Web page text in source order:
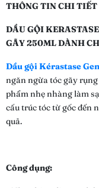
THÔNG TIN CHI TIẾT
DẦU GỘI
GÃY 250ML DÀNH
Dầu gội Kérastase
ngăn ngừa tóc gãy
phẩm nhẹ nhàng làm
cấu trúc tóc từ gốc đến
quả.
Công dụng: